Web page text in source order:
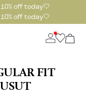
off today🤍
off today🤍
FIT